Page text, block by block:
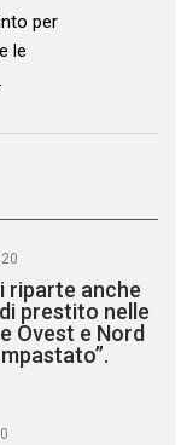
per
le
riparte anche
prestito nelle
Ovest e Nord